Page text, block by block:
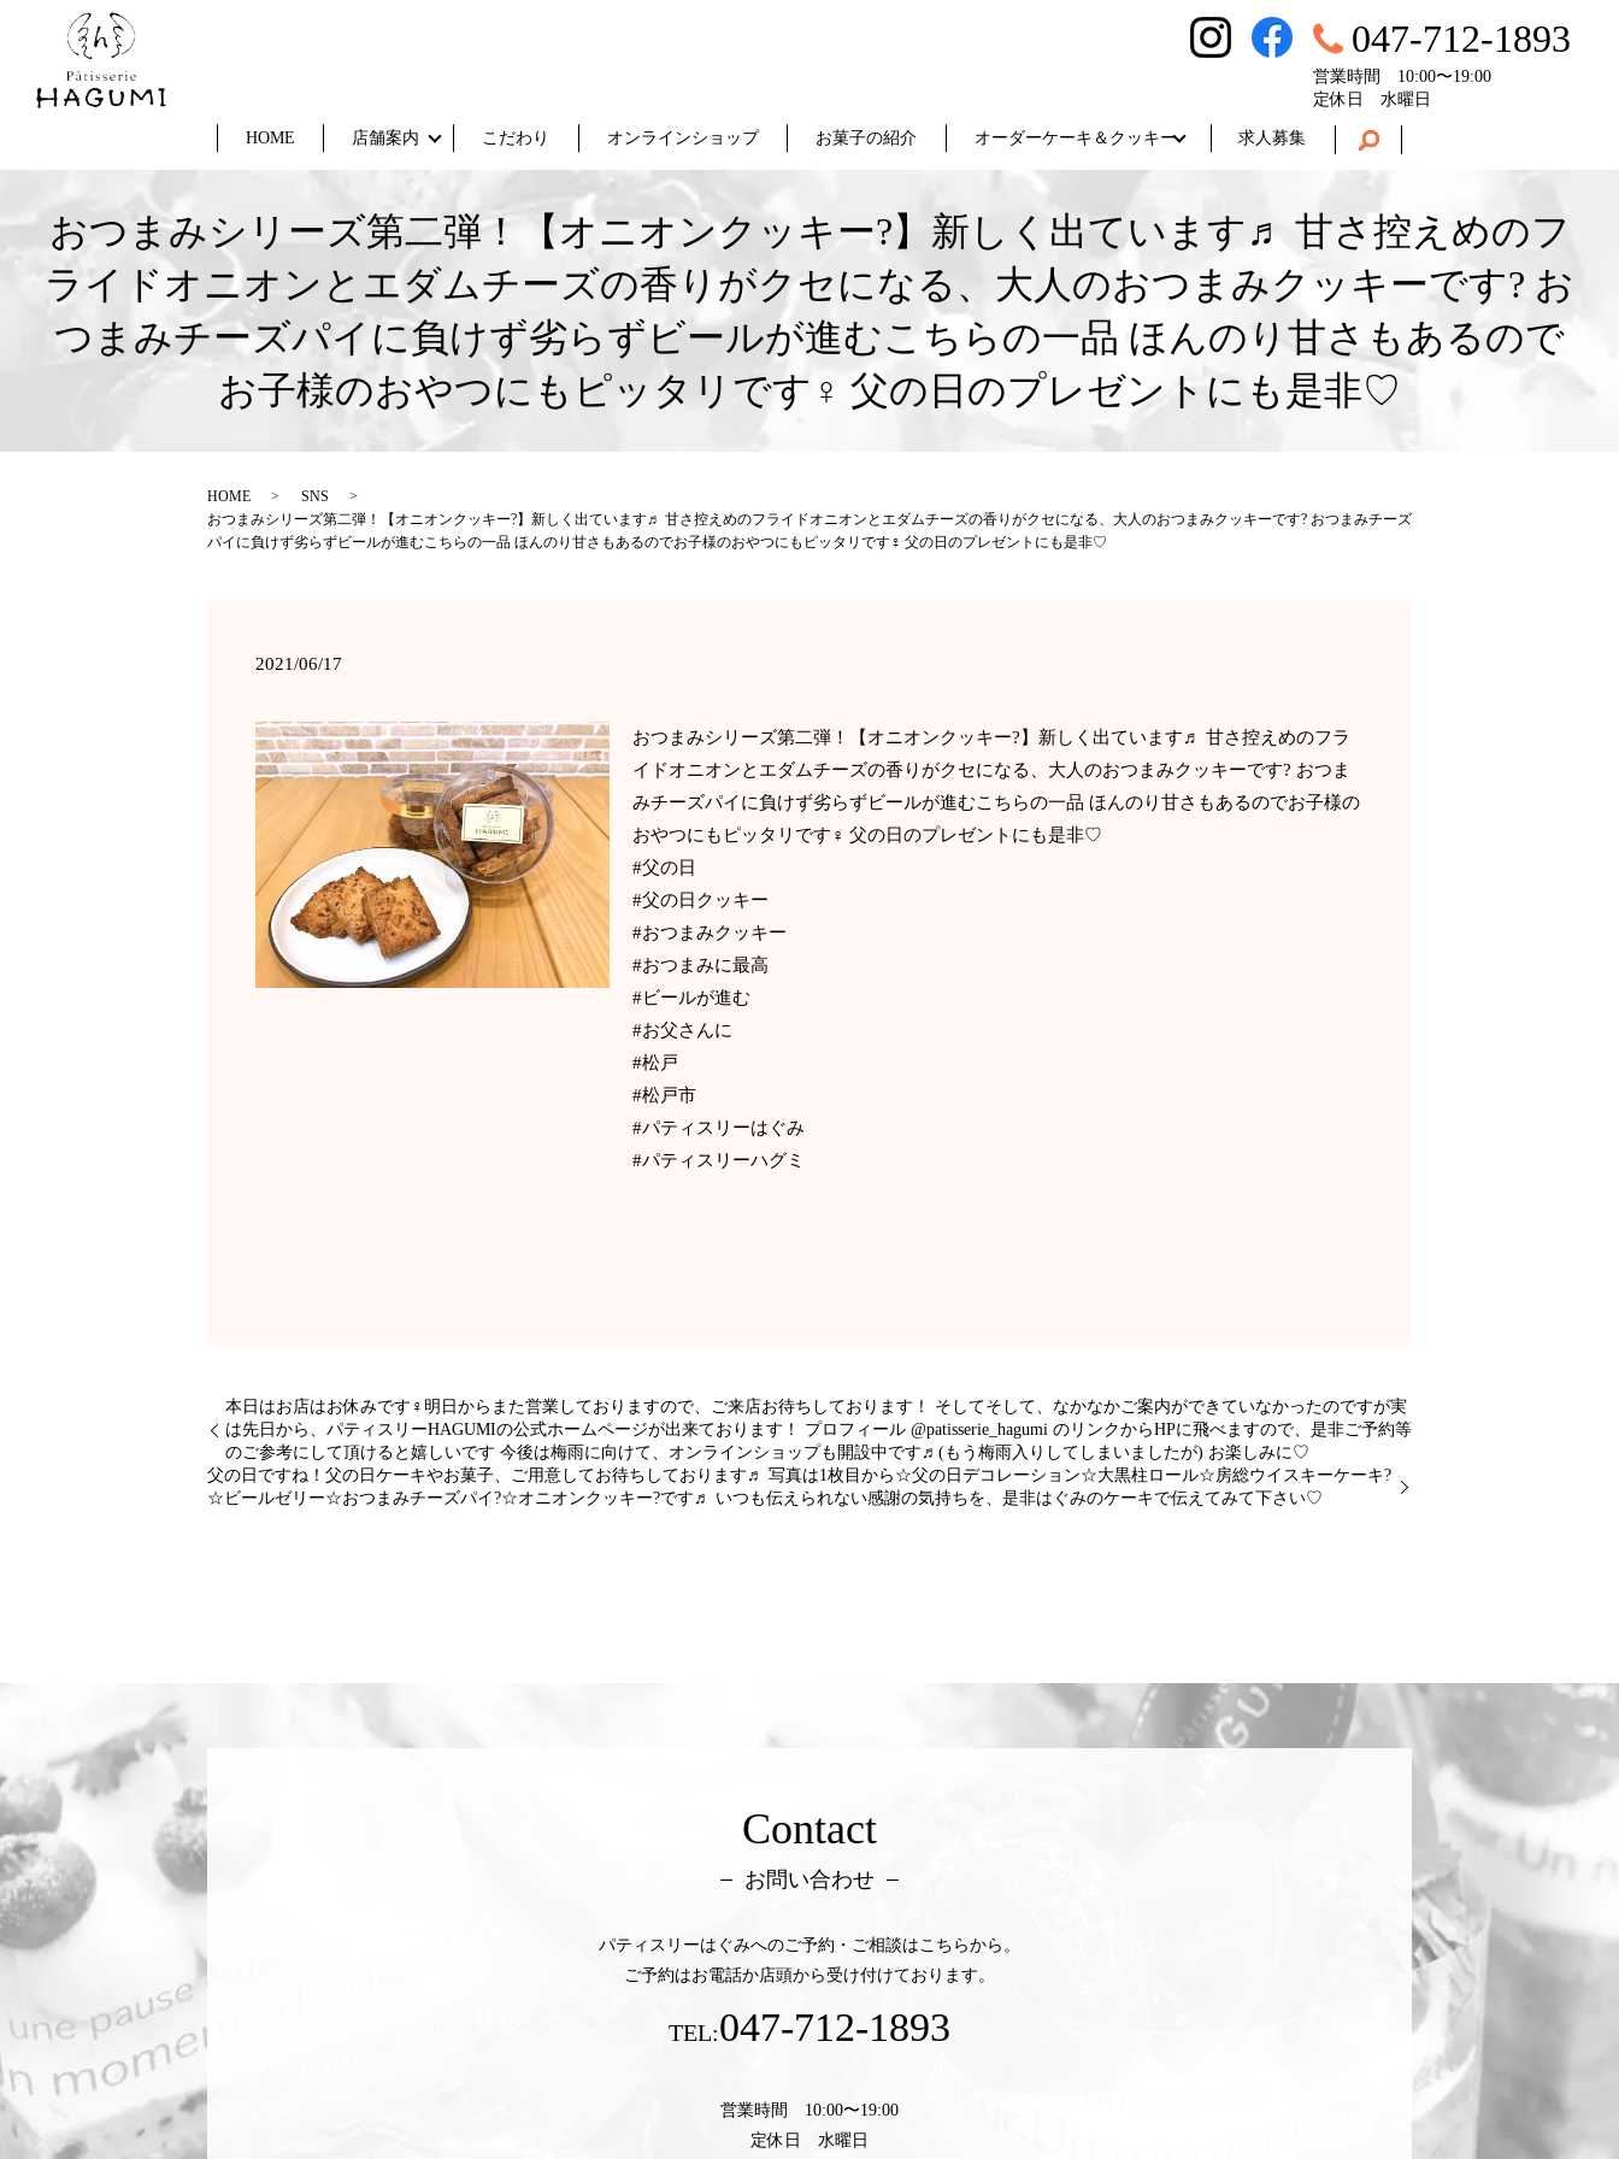
HOME 店舗案内 こだわり オンラインショップ お菓子の紹介 オーダーケーキ＆クッキー 求人募集
047-712-1893
営業時間 10:00〜19:00
定休日 水曜日
おつまみシリーズ第二弾！【オニオンクッキー?】新しく出ています♬ 甘さ控えめのフ
ライドオニオンとエダムチーズの香りがクセになる、大人のおつまみクッキーです? お
つまみチーズパイに負けず劣らずビールが進むこちらの一品 ほんのり甘さもあるので
お子様のおやつにもピッタリです‍♀️ 父の日のプレゼントにも是非♡
HOME
SNS
おつまみシリーズ第二弾！【オニオンクッキー?】新しく出ています♬ 甘さ控えめのフライドオニオンとエダムチーズの香りがクセになる、大人のおつまみクッキーです? おつまみチーズ
パイに負けず劣らずビールが進むこちらの一品 ほんのり甘さもあるのでお子様のおやつにもピッタリです‍♀️ 父の日のプレゼントにも是非♡
2021/06/17
おつまみシリーズ第二弾！【オニオンクッキー?】新しく出ています♬ 甘さ控えめのフラ
イドオニオンとエダムチーズの香りがクセになる、大人のおつまみクッキーです? おつま
みチーズパイに負けず劣らずビールが進むこちらの一品 ほんのり甘さもあるのでお子様の
おやつにもピッタリです‍♀️ 父の日のプレゼントにも是非♡
#父の日
#父の日クッキー
#おつまみクッキー
#おつまみに最高
#ビールが進む
#お父さんに
#松戸
#松戸市
#パティスリーはぐみ
#パティスリーハグミ
本日はお店はお休みです‍♀️明日からまた営業しておりますので、ご来店お待ちしております！ そしてそして、なかなかご案内ができていなかったのですが実
は先日から、パティスリーHAGUMIの公式ホームページが出来ております！ プロフィール @patisserie_hagumi のリンクからHPに飛べますので、是非ご予約等
のご参考にして頂けると嬉しいです️ 今後は梅雨に向けて、オンラインショップも開設中です♬(もう梅雨入りしてしまいましたが) お楽しみに♡
父の日ですね！父の日ケーキやお菓子、ご用意してお待ちしております♬ 写真は1枚目から☆父の日デコレーション☆大黒柱ロール☆房総ウイスキーケーキ?
☆ビールゼリー☆おつまみチーズパイ?☆オニオンクッキー?です♬ いつも伝えられない感謝の気持ちを、是非はぐみのケーキで伝えてみて下さい♡
Contact
お問い合わせ
パティスリーはぐみへのご予約・ご相談はこちらから。
ご予約はお電話か店頭から受け付けております。
TEL:047-712-1893
営業時間 10:00〜19:00
定休日 水曜日